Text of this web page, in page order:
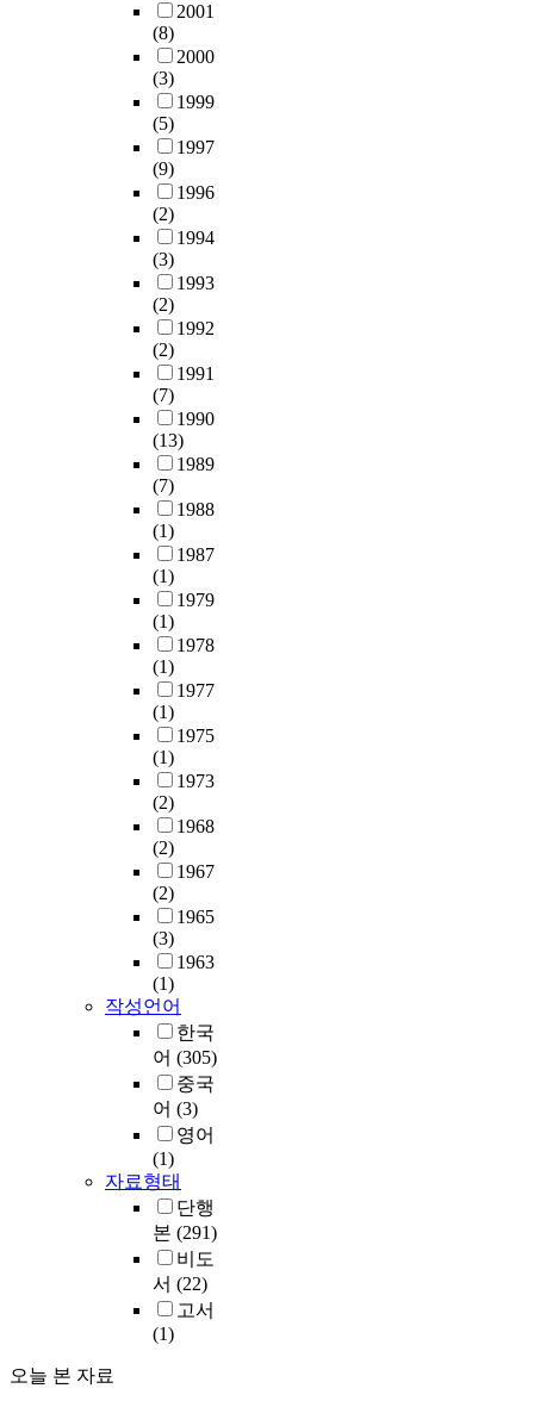
2001
(8)
2000
(3)
1999
(5)
1997
(9)
1996
(2)
1994
(3)
1993
(2)
1992
(2)
1991
(7)
1990
(13)
1989
(7)
1988
(1)
1987
(1)
1979
(1)
1978
(1)
1977
(1)
1975
(1)
1973
(2)
1968
(2)
1967
(2)
1965
(3)
1963
(1)
작성언어
한국
어 (305)
중국
어 (3)
영어
(1)
자료형태
단행
본 (291)
비도
서 (22)
고서
(1)
오늘 본 자료